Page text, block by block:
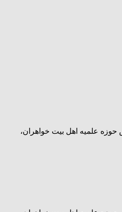
و همراهان از آموزش و پرورش ناحیه ۵ اصفهان حاج آقا باطنی موسس حوزه علمیه اهل بیت خواهران،